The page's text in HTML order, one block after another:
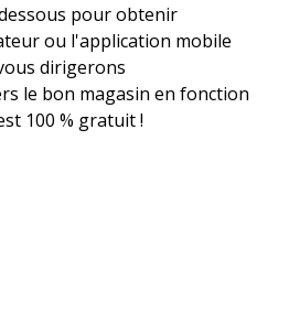
pour obtenir
ou l'application mobile
dirigerons
le bon magasin en fonction
100 % gratuit !